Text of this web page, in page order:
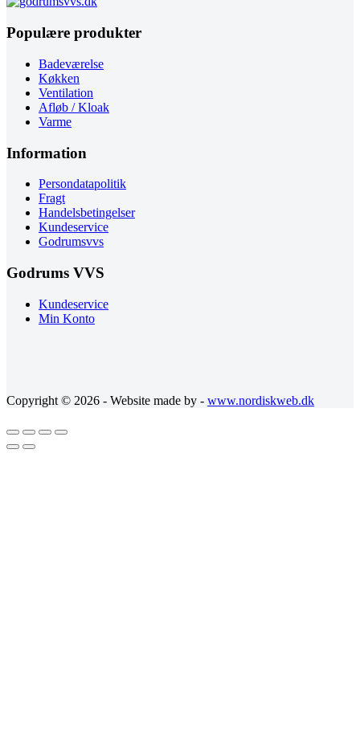
Populære produkter
Badeværelse
Køkken
Ventilation
Afløb / Kloak
Varme
Information
Persondatapolitik
Fragt
Handelsbetingelser
Kundeservice
Godrumsvvs
Godrums VVS
Kundeservice
Min Konto
Copyright © 2026 - Website made by - www.nordiskweb.dk